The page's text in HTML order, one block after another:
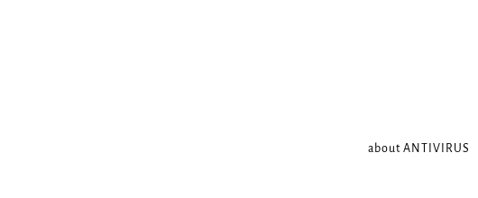
about ANTIVIRUS